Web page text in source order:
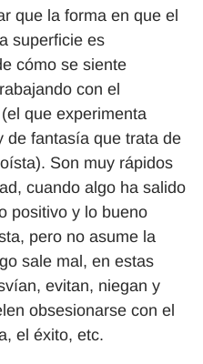
que la forma en que el
superficie es
cómo se siente
con el
que experimenta
de fantasía que trata de
Son muy rápidos
cuando algo ha salido
positivo y lo bueno
pero no asume la
sale mal, en estas
evitan, niegan y
obsesionarse con el
el éxito, etc.